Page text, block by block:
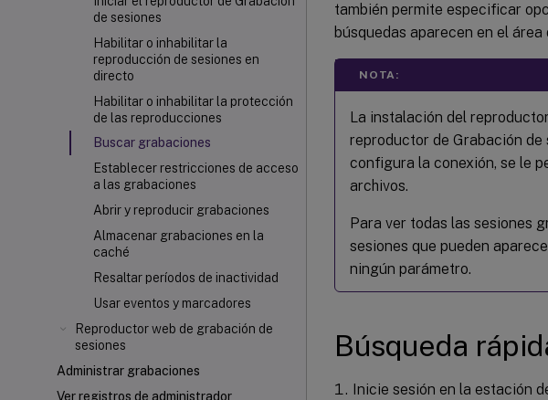
de sesiones
Habilitar o inhabilitar la
reproducción de sesiones en
directo
Habilitar o inhabilitar la protección
de las reproducciones
Buscar grabaciones
Establecer restricciones de acceso
a las grabaciones
Abrir y reproducir grabaciones
Almacenar grabaciones en la
caché
Resaltar períodos de inactividad
Usar eventos y marcadores
Reproductor web de grabación de
sesiones
Administrar grabaciones
Ver registros de administrador
también permite especificar
búsquedas aparecen en el
NOTA:
La instalación del
reproductor de Grabación de
configura la conexión, se le
archivos.
Para ver todas las sesiones
sesiones que pueden
ningún parámetro.
Búsqueda
Inicie sesión en la estación